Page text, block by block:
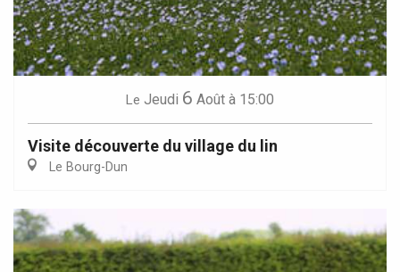
Le Jeudi 6 Août à 15:00
Visite découverte du village du lin
Le Bourg-Dun